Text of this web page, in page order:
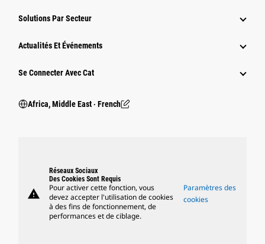
Solutions Par Secteur
Actualités Et Événements
Se Connecter Avec Cat
Africa, Middle East ‧ French
warning
Réseaux Sociaux
Des Cookies Sont Requis
Pour activer cette fonction, vous
devez accepter l'utilisation de cookies
à des fins de fonctionnement, de
performances et de ciblage.
Paramètres des
cookies